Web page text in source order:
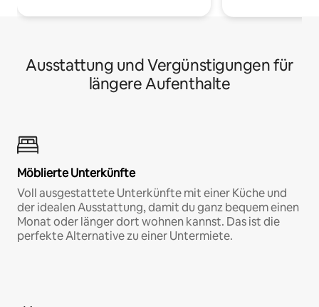
Ausstattung und Vergünstigungen für
längere Aufenthalte
Möblierte Unterkünfte
Voll ausgestattete Unterkünfte mit einer Küche und
der idealen Ausstattung, damit du ganz bequem einen
Monat oder länger dort wohnen kannst. Das ist die
perfekte Alternative zu einer Untermiete.